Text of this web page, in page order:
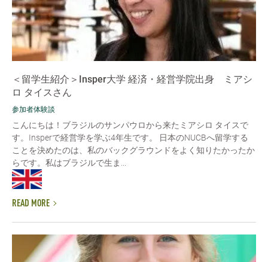
＜留学生紹介＞Insper大学 経済・経営学院出身 ミアシ
ロ タイスさん
参加者体験談
こんにちは！ブラジルのサンパウロから来たミアシロ タイスで
す。Insperで経営学を学ぶ4年生です。 日本のNUCBへ留学する
ことを決めたのは、私のバックグラウンドをよく知りたかったか
らです。私はブラジルで生ま...
READ MORE